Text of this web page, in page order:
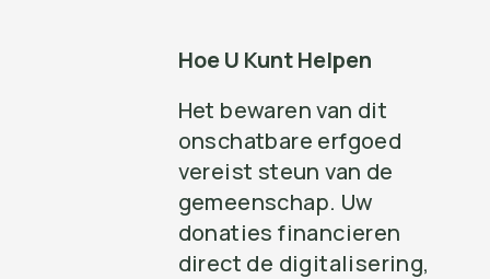
Hoe U Kunt Helpen
Het bewaren van dit
onschatbare erfgoed
vereist steun van de
gemeenschap. Uw
donaties financieren
direct de digitalisering,